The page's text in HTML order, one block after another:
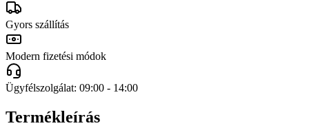
Gyors szállítás
Modern fizetési módok
Ügyfélszolgálat: 09:00 - 14:00
Termékleírás